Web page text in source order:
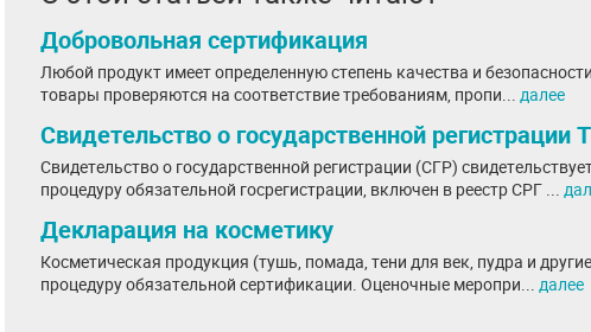
Добровольная сертификация
Любой продукт имеет определенную степень качества и
товары проверяются на соответствие требованиям, пропи... далее
Свидетельство о государственной
Свидетельство о государственной регистрации (СГР)
процедуру обязательной госрегистрации, включен в реестр СРГ ...
Декларация на косметику
Косметическая продукция (тушь, помада, тени для век, пудра и
процедуру обязательной сертификации. Оценочные меропри... далее